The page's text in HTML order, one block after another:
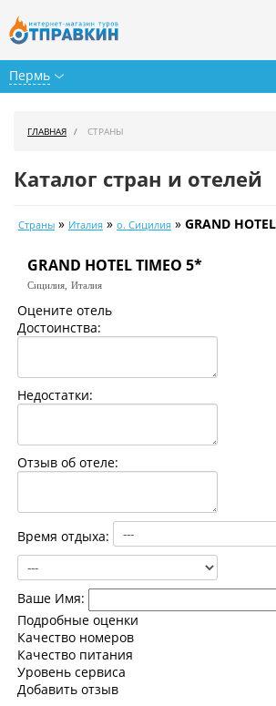
Пермь
Календарь туров
Цены дня
Страны
ГЛАВНАЯ СТРАНЫ
Каталог стран и отелей
Страны » Италия » о. Сицилия » GRAND
GRAND HOTEL TIMEO 5*
Сицилия, Италия
Оцените отель
Достоинства:
Недостатки:
Отзыв об отеле:
Время отдыха:
Ваше Имя:
Подробные оценки
Качество номеров
Качество питания
Уровень сервиса
Добавить отзыв